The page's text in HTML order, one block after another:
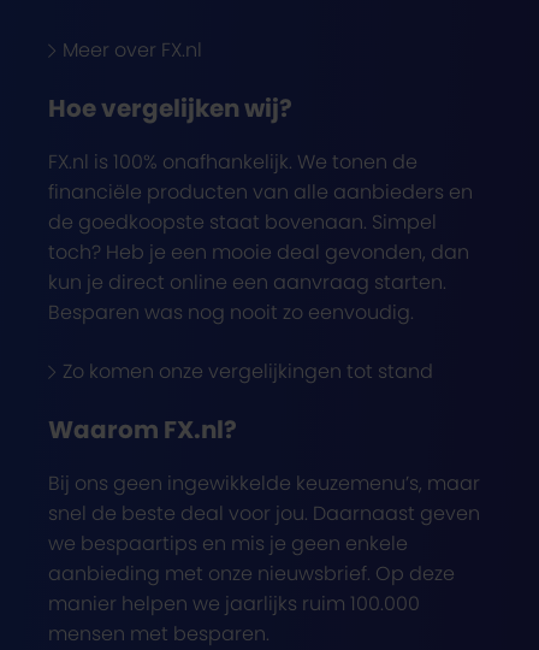
Meer over FX.nl
Hoe vergelijken wij?
FX.nl is 100% onafhankelijk. We tonen de
financiële producten van alle aanbieders en
de goedkoopste staat bovenaan. Simpel
toch? Heb je een mooie deal gevonden, dan
kun je direct online een aanvraag starten.
Besparen was nog nooit zo eenvoudig.
Zo komen onze vergelijkingen tot stand
Waarom FX.nl?
Bij ons geen ingewikkelde keuzemenu’s, maar
snel de beste deal voor jou. Daarnaast geven
we bespaartips en mis je geen enkele
aanbieding met onze nieuwsbrief. Op deze
manier helpen we jaarlijks ruim 100.000
mensen met besparen.